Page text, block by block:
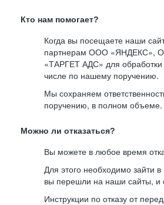
Кто нам помогает?
Когда вы посещаете наши
партнерам ООО «ЯНДЕКС»,
«ТАРГЕТ АДС» для
числе по нашему поручению.
Мы сохраняем
поручению, в полном объеме.
Можно ли отказаться?
Вы можете в любое время
Для этого необходимо зайти
вы перешли на наши сайты, и
Инструкции по отказу от